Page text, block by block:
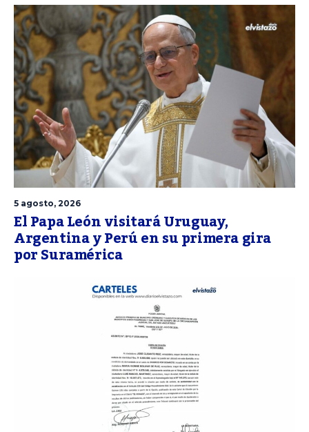
5 agosto, 2026
El Papa León visitará Uruguay,
Argentina y Perú en su primera gira
por Suramérica